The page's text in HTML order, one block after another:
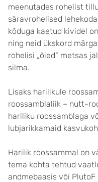
meenutades rohelist
säravrohelised
kõduga kaetud kividel
ning neid ükskord
rohelisi „õied“ metsas
silma.
Lisaks harilikule
roossamblaliik – nutt-
hariliku roossamblaga
lubjarikkamaid
Harilik roossammal on
tema kohta tehtud
andmebaasis või